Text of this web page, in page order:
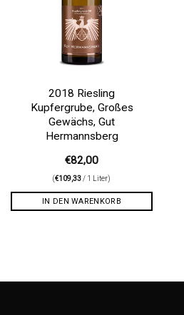
2018 Riesling
Kupfergrube, Großes
Gewächs, Gut
Hermannsberg
€82,00
(€109,33/ 1 Liter)
IN DEN WARENKORB